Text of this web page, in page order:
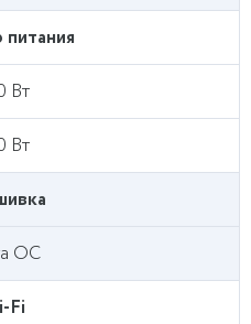
Вт
Вт
ОС
Fi